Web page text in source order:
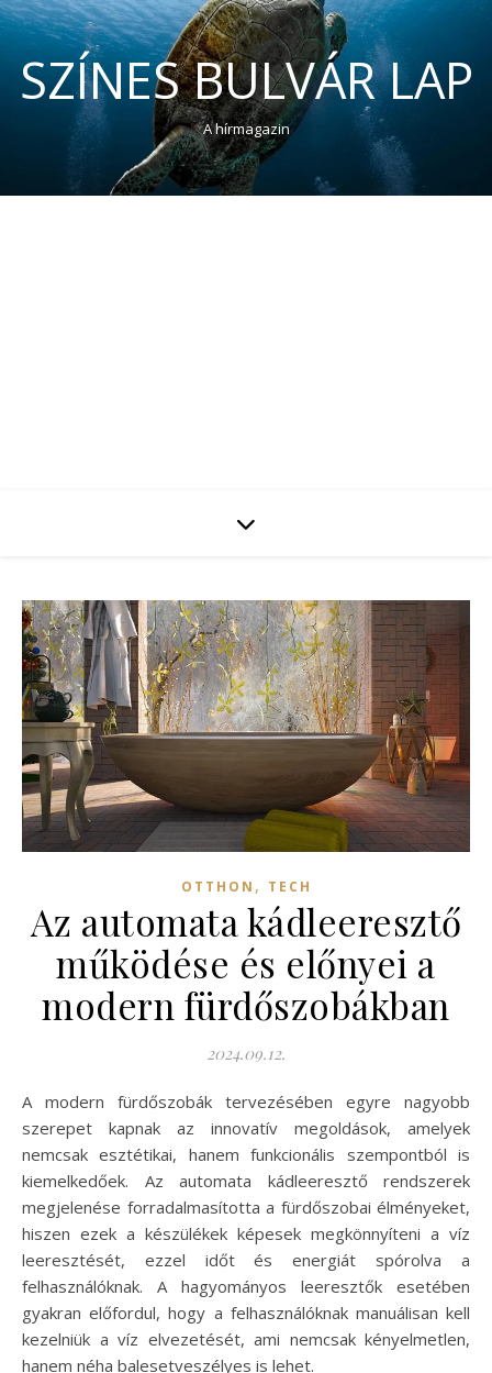
SZÍNES BULVÁR LAP
A hírmagazin
OTTHON , TECH
Az automata kádleeresztő
működése és előnyei a
modern fürdőszobákban
2024.09.12.
A modern fürdőszobák tervezésében egyre nagyobb
szerepet kapnak az innovatív megoldások, amelyek
nemcsak esztétikai, hanem funkcionális szempontból is
kiemelkedőek. Az automata kádleeresztő rendszerek
megjelenése forradalmasította a fürdőszobai élményeket,
hiszen ezek a készülékek képesek megkönnyíteni a víz
leeresztését, ezzel időt és energiát spórolva a
felhasználóknak. A hagyományos leeresztők esetében
gyakran előfordul, hogy a felhasználóknak manuálisan kell
kezelniük a víz elvezetését, ami nemcsak kényelmetlen,
hanem néha balesetveszélyes is lehet.